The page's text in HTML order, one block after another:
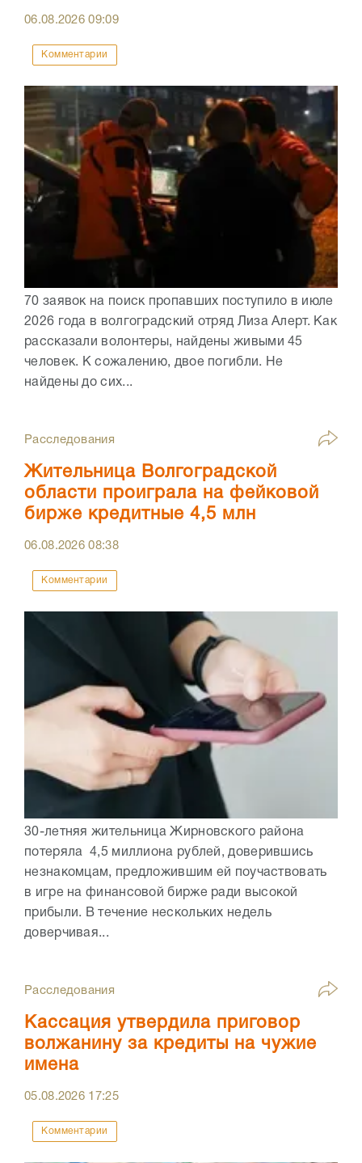
06.08.202609:09
Комментарии
70 заявок на поиск пропавших поступило в июле
2026 года в волгоградский отряд Лиза Алерт. Как
рассказали волонтеры, найдены живыми 45
человек. К сожалению, двое погибли. Не
найдены до сих...
Расследования
Жительница Волгоградской
области проиграла на фейковой
бирже кредитные 4,5 млн
06.08.202608:38
Комментарии
30-летняя жительница Жирновского района
потеряла 4,5 миллиона рублей, доверившись
незнакомцам, предложившим ей поучаствовать
в игре на финансовой бирже ради высокой
прибыли. В течение нескольких недель
доверчивая...
Расследования
Кассация утвердила приговор
волжанину за кредиты на чужие
имена
05.08.2026 17:25
Комментарии